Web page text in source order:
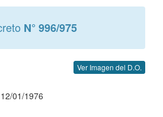
N° 996/975
Ver Imagen del D.O.
01/1976